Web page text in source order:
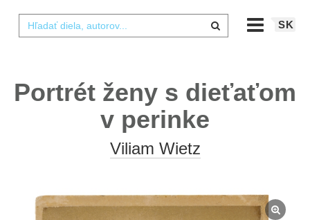
SK
Portrét ženy s dieťaťom
v perinke
Viliam Wietz